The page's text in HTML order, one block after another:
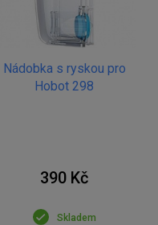
Nádobka s ryskou pro
Hobot 298
390 Kč
Skladem